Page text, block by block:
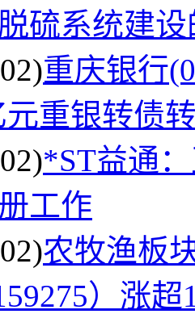
硫系统建
重庆银行
元重银转债
*ST益通
工作
农牧渔板
）涨